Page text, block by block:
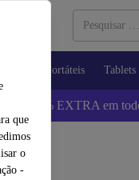
que
o
-
Portáteis Tablets
5% EXTRA em